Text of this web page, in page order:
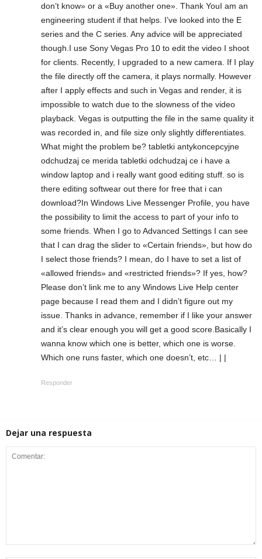
don’t know» or a «Buy another one». Thank YouI am an
engineering student if that helps. I’ve looked into the E
series and the C series. Any advice will be appreciated
though.I use Sony Vegas Pro 10 to edit the video I shoot
for clients. Recently, I upgraded to a new camera. If I play
the file directly off the camera, it plays normally. However
after I apply effects and such in Vegas and render, it is
impossible to watch due to the slowness of the video
playback. Vegas is outputting the file in the same quality it
was recorded in, and file size only slightly differentiates.
What might the problem be? tabletki antykoncepcyjne
odchudzaj ce merida tabletki odchudzaj ce i have a
window laptop and i really want good editing stuff. so is
there editing softwear out there for free that i can
download?In Windows Live Messenger Profile, you have
the possibility to limit the access to part of your info to
some friends. When I go to Advanced Settings I can see
that I can drag the slider to «Certain friends», but how do
I select those friends? I mean, do I have to set a list of
«allowed friends» and «restricted friends»? If yes, how?
Please don’t link me to any Windows Live Help center
page because I read them and I didn’t figure out my
issue. Thanks in advance, remember if I like your answer
and it’s clear enough you will get a good score.Basically I
wanna know which one is better, which one is worse.
Which one runs faster, which one doesn’t, etc… | |
Responder
Dejar una respuesta